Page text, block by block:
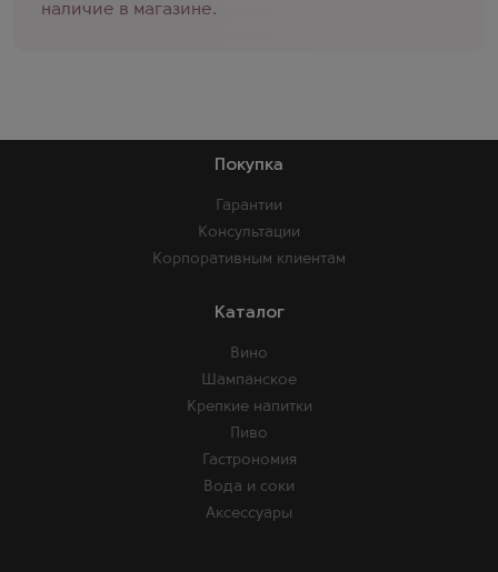
наличие в магазине.
Покупка
Гарантии
Консультации
Корпоративным клиентам
Каталог
Вино
Шампанское
Крепкие напитки
Пиво
Гастрономия
Вода и соки
Аксессуары